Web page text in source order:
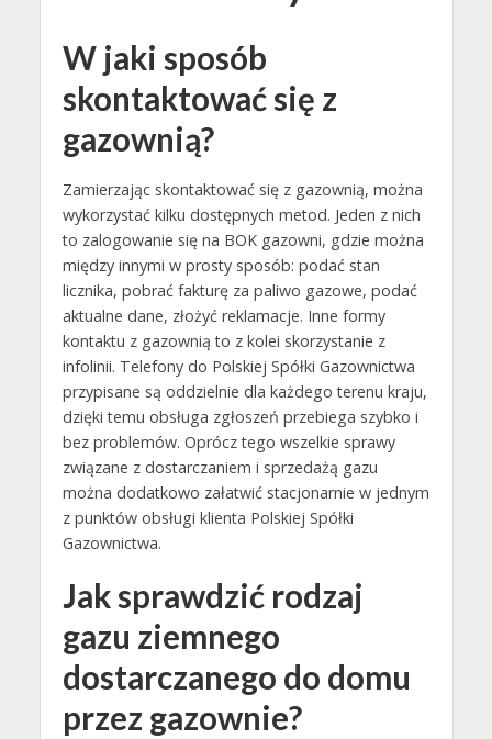
W jaki sposób
skontaktować się z
gazownią?
Zamierzając skontaktować się z gazownią, można
wykorzystać kilku dostępnych metod. Jeden z nich
to zalogowanie się na BOK gazowni, gdzie można
między innymi w prosty sposób: podać stan
licznika, pobrać fakturę za paliwo gazowe, podać
aktualne dane, złożyć reklamacje. Inne formy
kontaktu z gazownią to z kolei skorzystanie z
infolinii. Telefony do Polskiej Spółki Gazownictwa
przypisane są oddzielnie dla każdego terenu kraju,
dzięki temu obsługa zgłoszeń przebiega szybko i
bez problemów. Oprócz tego wszelkie sprawy
związane z dostarczaniem i sprzedażą gazu
można dodatkowo załatwić stacjonarnie w jednym
z punktów obsługi klienta Polskiej Spółki
Gazownictwa.
Jak sprawdzić rodzaj
gazu ziemnego
dostarczanego do domu
przez gazownie?